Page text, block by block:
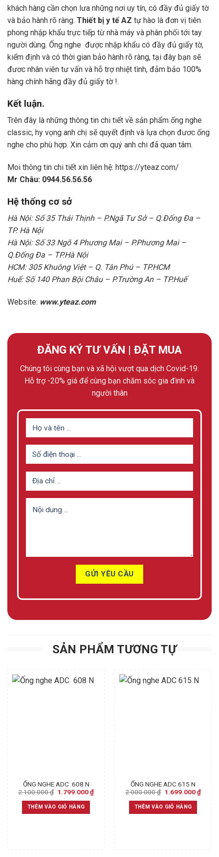
khách hàng cần chọn lưa những nơi uy tín, có đầy đủ giấy tờ
và bảo hành rõ ràng. Thiết bị y tế AZ tự hào là đơn vị tiên
phong nhập khẩu trực tiếp từ nhà máy và phân phối tới tay
người dùng. Ống nghe được nhập khẩu có đầy đủ giấy tờ,
kiểm định và có thời gian bảo hành rõ ràng, tại đây bạn sẽ
đươc nhân viên tư vấn và hỗ trợ nhiệt tình, đảm bảo 100%
hàng chính hãng đầy đủ giấy tờ !.
Kết luận.
Trên đây là những thông tin chi tiết về sản phẩm ống nghe
classic, hy vọng anh chị sẽ quyết định và lựa chọn đươc ống
nghe cho phù hợp. Xin cảm ơn quý anh chi đã quan tâm.
Moi thông tin chi tiết xin liên hệ: https://yteaz.com/
Mr Châu: 0944.56.56.56
Hệ thống cơ sở
Hà Nội: Số 35 Thái Thịnh – P.Ngã Tư Sở – Q.Đống Đa –
TP. Hà Nội
Hà Nội: Số 33 Ngõ 4 Phương Mai – P.Phương Mai –
Q.Đống Đa – TP.Hà Nội
HCM: 305 Khuông Việt – Q. Tân Phú – TP.HCM
Huế: Số 140 Phan Bội Châu – P.Trường An – TP.Huế
Website: www.yteaz.com
ĐĂNG KÝ TƯ VẤN | ĐẶT MUA
Chúng tôi cùng bạn và xã hội vượt qua dịch Covid-19.
Hỗ trợ -20% giá để cùng bạn chăm sóc gia đình và
người thân
SẢN PHẨM TƯƠNG TỰ
ỐNG NGHE ADC 608 N
2.100.000₫ Original
was:
2.100.000 ₫.
1.799.000₫Current
THÊM VÀO GIỎ HÀNG
ỐNG NGHE ADC 615 N
2.000.000₫ Original
was:
2.000.000 ₫.
1.699.000₫
THÊM VÀO GIỎ HÀNG